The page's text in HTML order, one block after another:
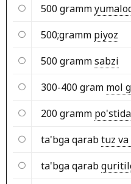
500 gramm
500;gramm piyoz
500 grammsabzi
300-400 gram mol
200 gramm
ta'bga qarabtuz
ta'bga qarab